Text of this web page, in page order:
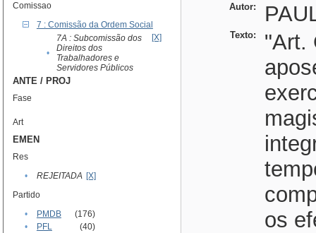
Comissao
7 : Comissão da Ordem Social
•
7A : Subcomissão dos
Direitos dos
Trabalhadores e
Servidores Públicos
[X]
ANTE / PROJ
Fase
Art
EMEN
Res
•
REJEITADA [X]
Partido
•
PMDB
(176)
•
PFL
(40)
Autor:
Texto:
"Art.
os